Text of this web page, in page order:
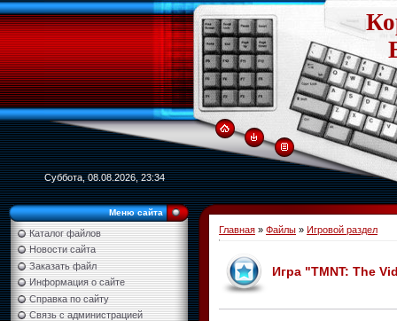
Суббота, 08.08.2026, 23:34
Меню сайта
Каталог файлов
Новости сайта
Заказать файл
Информация о сайте
Справка по сайту
Связь с администрацией
Главная » Файлы » Игровой раздел
Игра "TMNT: The